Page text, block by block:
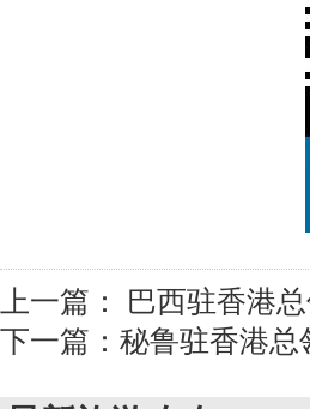
上一篇： 巴西驻香港
下一篇： 秘鲁驻香港总